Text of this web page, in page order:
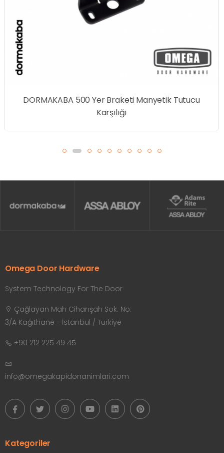
Tutucu
Omega Door Hardware
System Technology For The Door
Çağlayan Mah Cihanşah Sok. No:
3/A Kağıthane - İstanbul / Türkiye
+90 212 225 49 45
info@omegakapidonanimlari.com
Kategoriler